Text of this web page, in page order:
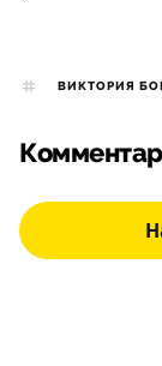
ВИКТОРИЯ